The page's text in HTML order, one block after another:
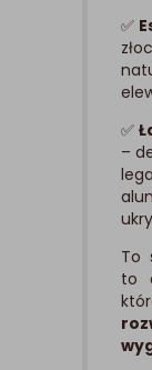
✅
✅
–
To
to